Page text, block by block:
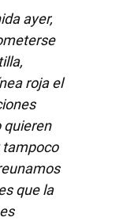
ayer,
roja el
quieren
tampoco
que la